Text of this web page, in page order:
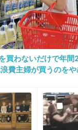
+45
買わないだけで年
費主婦が買うのを